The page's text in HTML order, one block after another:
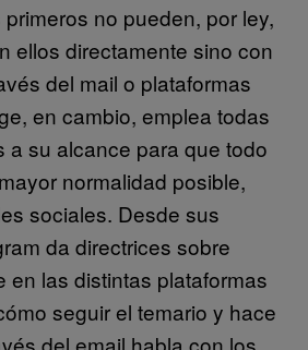
no pueden, por ley,
ellos directamente sino con
del mail o plataformas
en cambio, emplea todas
a su alcance para que todo
normalidad posible,
sociales. Desde sus
da directrices sobre
en las distintas plataformas
seguir el temario y hace
del email habla con los